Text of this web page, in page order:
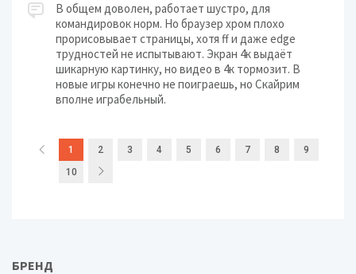
В общем доволен, работает шустро, для
командировок норм. Но браузер хром плохо
прорисовывает страницы, хотя ff и даже edge
трудностей не испытывают. Экран 4к выдаёт
шикарную картинку, но видео в 4к тормозит. В
новые игры конечно не поиграешь, но Скайрим
вполне играбельный.
1 2 3 4 5 6 7 8
9
10
БРЕНД